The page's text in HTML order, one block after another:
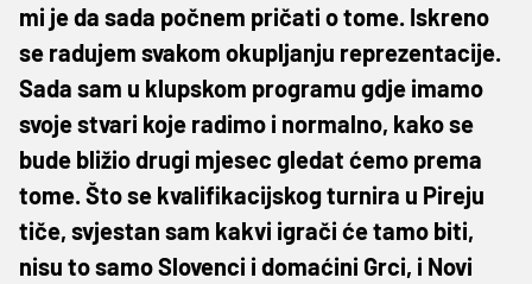
mi je da sada počnem pričati o tome. Iskreno
se radujem svakom okupljanju reprezentacije.
Sada sam u klupskom programu gdje imamo
svoje stvari koje radimo i normalno, kako se
bude bližio drugi mjesec gledat ćemo prema
tome. Što se kvalifikacijskog turnira u Pireju
tiče, svjestan sam kakvi igrači će tamo biti,
nisu to samo Slovenci i domaćini Grci, i Novi